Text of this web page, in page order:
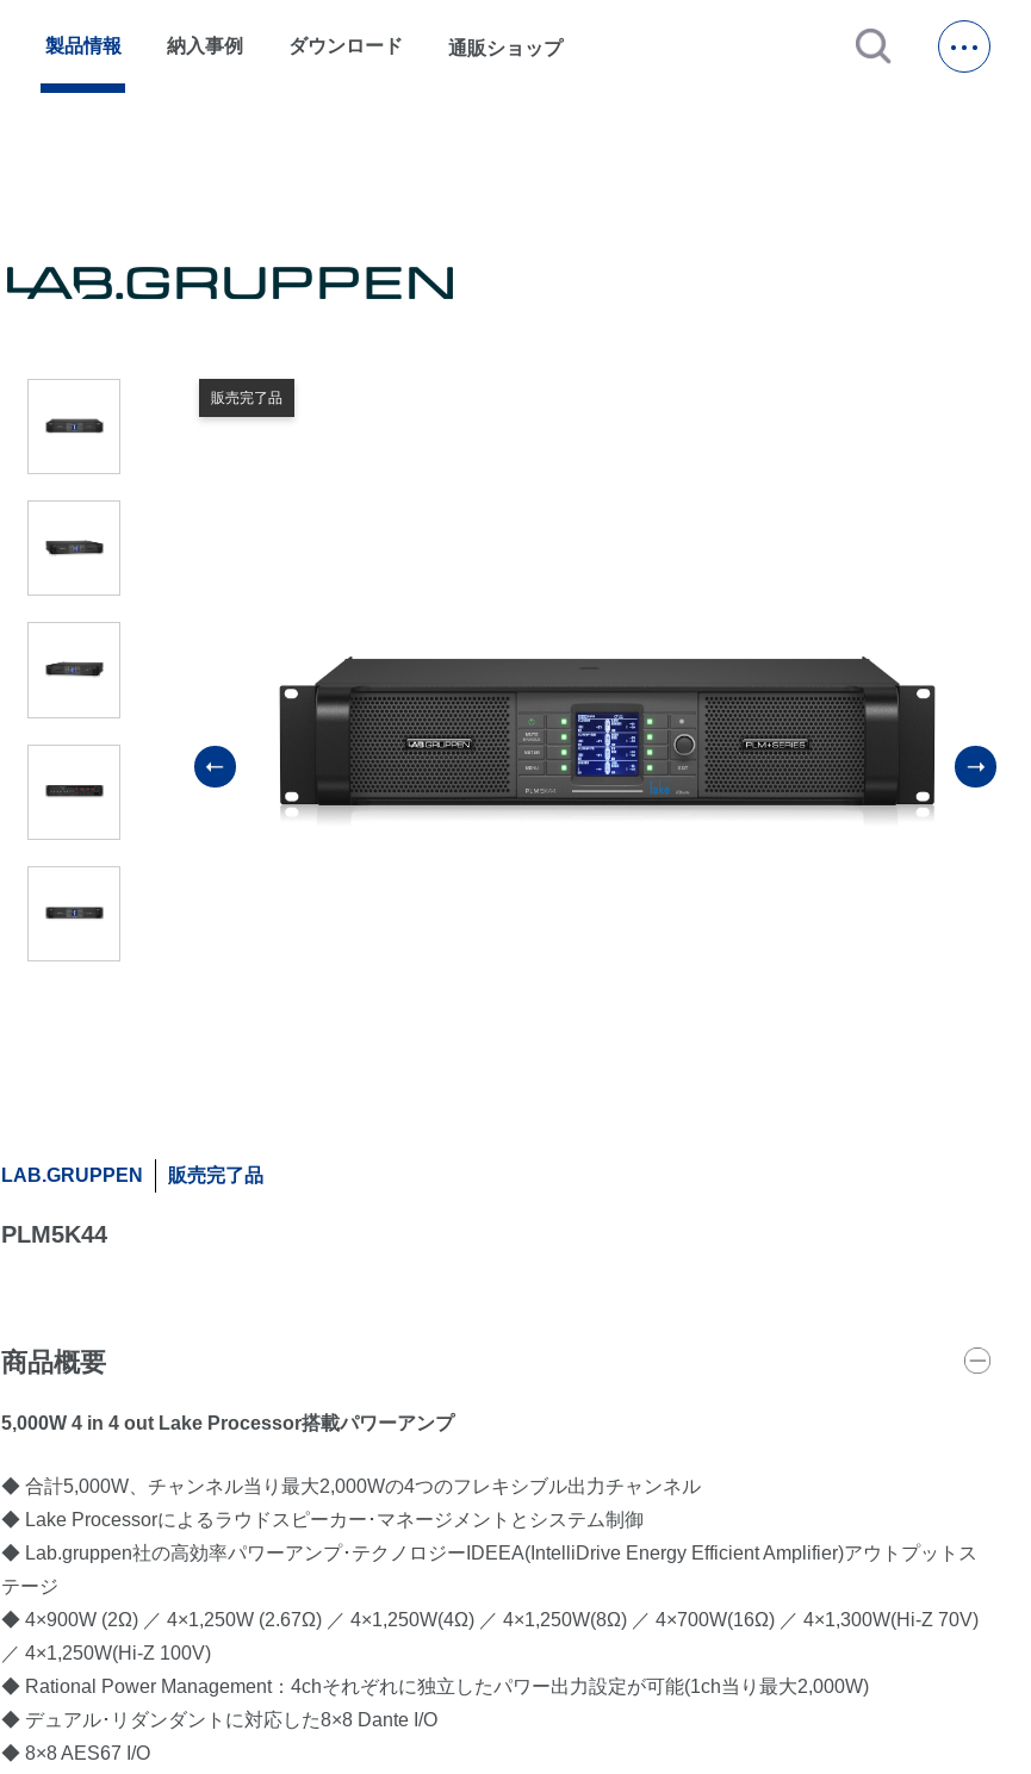
製品情報 納入事例 ダウンロード 通販ショップopen_in_new
販売完了品
LAB.GRUPPEN 販売完了品
PLM5K44
商品概要
5,000W 4 in 4 out Lake Processor搭載パワーアンプ
◆ 合計5,000W、チャンネル当り最大2,000Wの4つのフレキシブル出力チャンネル
◆ Lake Processorによるラウドスピーカー･マネージメントとシステム制御
◆ Lab.gruppen社の高効率パワーアンプ･テクノロジーIDEEA(IntelliDrive Energy Efficient Amplifier)アウトプットス
テージ
◆ 4×900W (2Ω) ／ 4×1,250W (2.67Ω) ／ 4×1,250W(4Ω) ／ 4×1,250W(8Ω) ／ 4×700W(16Ω) ／ 4×1,300W(Hi-Z 70V)
／ 4×1,250W(Hi-Z 100V)
◆ Rational Power Management：4chそれぞれに独立したパワー出力設定が可能(1ch当り最大2,000W)
◆ デュアル･リダンダントに対応した8×8 Dante I/O
◆ 8×8 AES67 I/O